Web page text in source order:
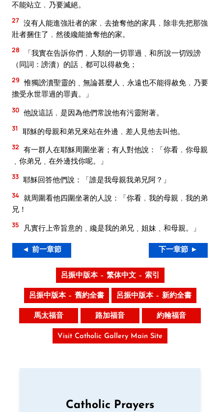
不能站立﹐乃要滅絕。
27 沒有人能進強壯者的家﹐去搶奪他的家具﹐除非先把那強
壯者捆住了﹐然後纔能搶奪他的家。
28
「我實在告訴你們﹐人類的一切罪過﹑和所說一切毀謗
（同詞：謗瀆）的話﹑都可以得赦免；
29 惟獨謗瀆聖靈的﹑無論甚麼人﹑永遠也不能得赦免﹐乃要
擔受永世罪過的罪責。」
30 他說這話﹐是因為他們常說他有污靈附著。
31 耶穌的母親和弟兄來站在外邊﹐差人見他去叫他。
32 有一群人在耶穌周圍坐著；有人對他說：「你看﹐你母親
﹑你弟兄﹑在外邊找你呢。」
33 耶穌回答他們說：「誰是我母親我弟兄阿？」
34 就周圍看他四圍坐著的人說：「你看﹐我的母親﹐我的弟
兄！
35 凡實行上帝旨意的﹑纔是我的弟兄﹑姐妹﹑和母親。」
◄ 前一章節 下一章節 ►
呂振中版本 – 繁体中文 – 索引
呂振中版本 – 舊約全書 呂振中版本 – 新約全書
馬太福音 路加福音 約翰福音
Visit Catholic Gallery Main Site
Catholic Prayers